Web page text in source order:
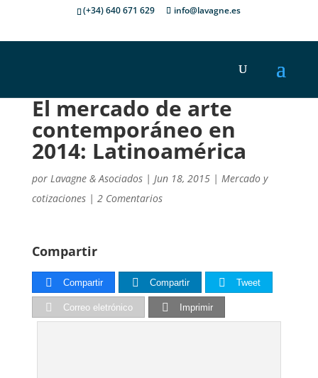
(+34) 640 671 629 info@lavagne.es
El mercado de arte
contemporáneo en
2014: Latinoamérica
por Lavagne & Asociados| Jun 18, 2015| Mercado y
cotizaciones| 2 Comentarios
Compartir
Compartir Compartir Tweet
Correo eletrónico Imprimir